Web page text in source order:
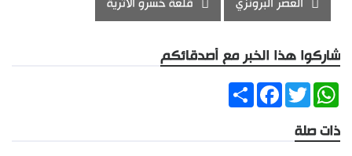
العصر البرونزي قلعة خسرو الأثرية
شاركوا هذا الخبر مع أصدقائكم
ShareFacebookTwitter
WhatsApp
ذات صلة